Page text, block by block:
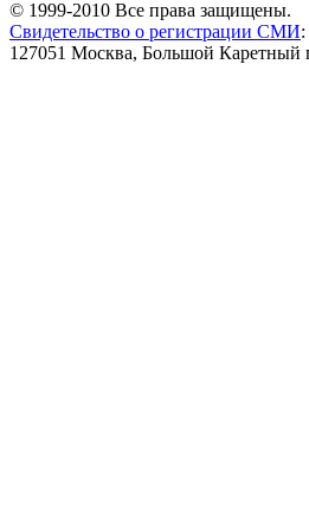
© 1999-2010 Все права защищены.
Свидетельство о регистрации СМИ
127051 Москва, Большой Каретный